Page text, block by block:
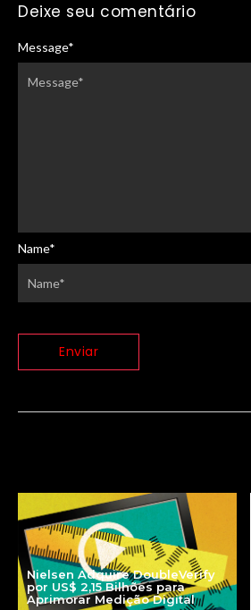
Deixe seu comentário
Message*
Name*
Nielsen Adquire DoubleVerify
por US$ 2,15 Bilhões para
Aprimorar Medição Digital